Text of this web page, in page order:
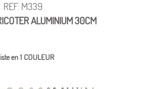
REF: M339
ALUMINIUM 30CM
en 1 COULEUR